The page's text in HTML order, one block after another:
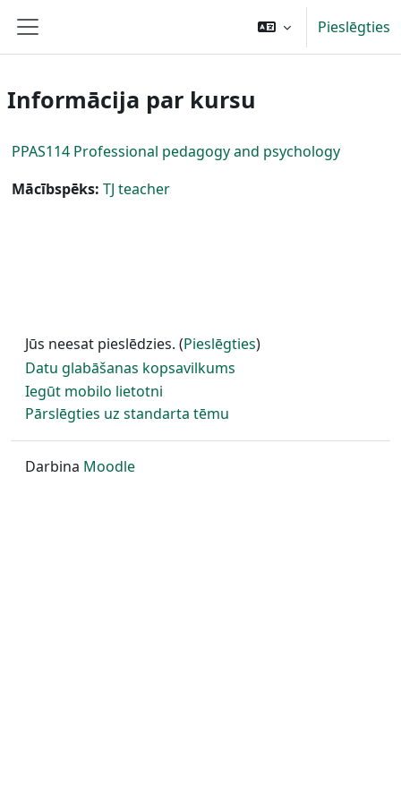
Sānu panelis
Pieslēgties
Informācija par kursu
PPAS114 Professional pedagogy and psychology
Mācībspēks: TJ teacher
Jūs neesat pieslēdzies. (Pieslēgties)
Datu glabāšanas kopsavilkums
Iegūt mobilo lietotni
Pārslēgties uz standarta tēmu
Darbina Moodle